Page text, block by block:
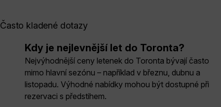
Často kladené dotazy
Kdy je nejlevnější let do Toronta?
Nejvýhodnější ceny letenek do Toronta bývají často
mimo hlavní sezónu – například v březnu, dubnu a
listopadu. Výhodné nabídky mohou být dostupné při
rezervaci s předstihem.